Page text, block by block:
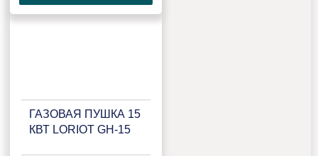
ГАЗОВАЯ ПУШКА 15
КВТ LORIOT GH-15